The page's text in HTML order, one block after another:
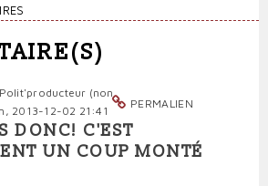
PERMALIEN
Polit'producteur (non
2013-12-02 21:41
DONC! C'EST
UN COUP MONTÉ